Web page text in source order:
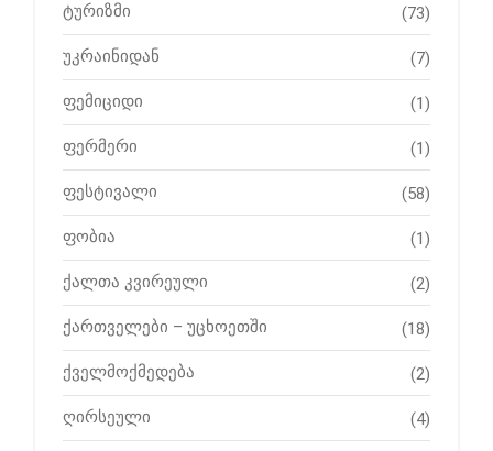
ტურიზმი (73)
უკრაინიდან (7)
ფემიციდი (1)
ფერმერი (1)
ფესტივალი (58)
ფობია (1)
ქალთა კვირეული (2)
ქართველები – უცხოეთში (18)
ქველმოქმედება (2)
ღირსეული (4)